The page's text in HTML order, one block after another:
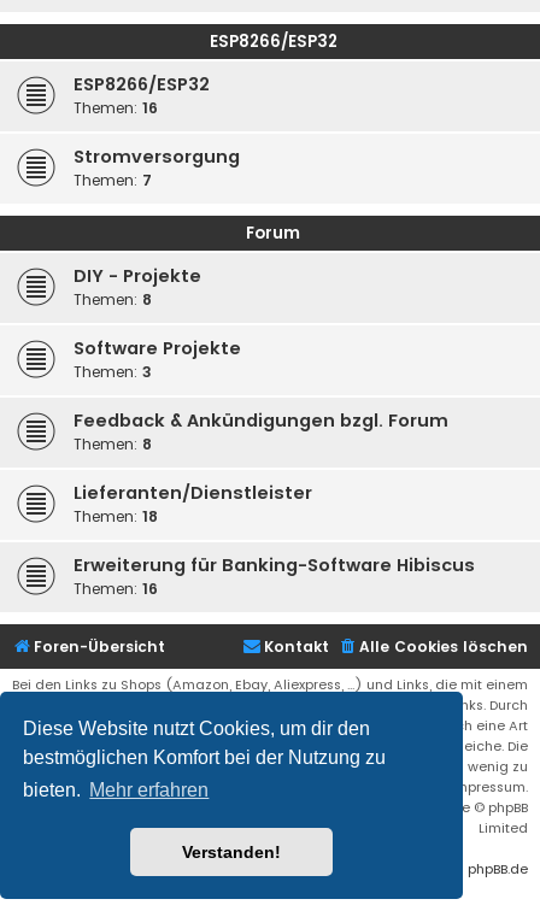
Diese Website nutzt Cookies, um dir den
bestmöglichen Komfort bei der Nutzung zu
bieten. Mehr erfahren
Verstanden!
ESP8266/ESP32
ESP8266/ESP32
Themen: 16
Stromversorgung
Themen: 7
Forum
DIY - Projekte
Themen: 8
Software Projekte
Themen: 3
Feedback & Ankündigungen bzgl. Forum
Themen: 8
Lieferanten/Dienstleister
Themen: 18
Erweiterung für Banking-Software Hibiscus
Themen: 16
Foren-Übersicht Alle Cookies löschen
Kontakt
Bei den Links zu Shops (Amazon, Ebay, Aliexpress, ...) und Links, die mit einem
Stern (*) markiert sind, kann es sich um sogenannte Affiliate Links. Durch
den Kauf eines Produktes über einen Affiliate Link erhälte ich eine Art
Umsatzbeteiligung gutgeschrieben. Für euch bleibt der Preis der gleiche. Die
Einnahmen helfen die Hostgebühren für diese Webseite ein wenig zu
reduzieren. Siehe auch das Impressum.
® Forum Software © phpBB
Limited
Deutsche Übersetzung durch phpBB.de